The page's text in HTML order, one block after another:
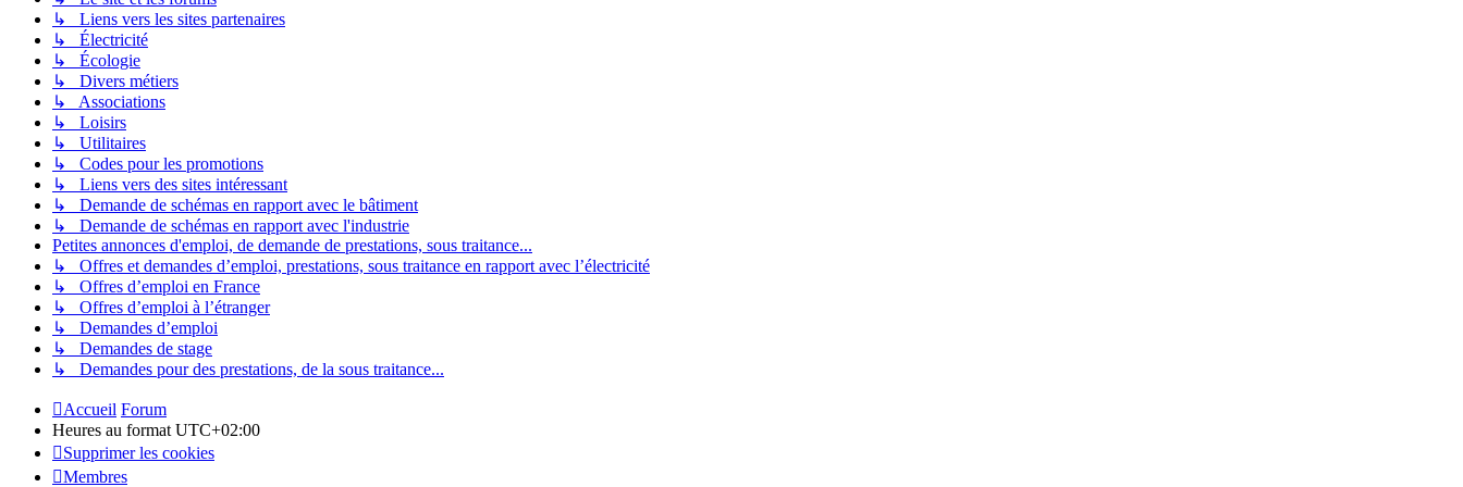
↳ Liens vers les sites partenaires
↳ Électricité
↳ Écologie
↳ Divers métiers
↳ Associations
↳ Loisirs
↳ Utilitaires
↳ Codes pour les promotions
↳ Liens vers des sites intéressant
↳ Demande de schémas en rapport avec le bâtiment
↳ Demande de schémas en rapport avec l'industrie
Petites annonces d'emploi, de demande de prestations, sous traitance...
↳ Offres et demandes d’emploi, prestations, sous traitance en rapport avec l’électricité
↳ Offres d’emploi en France
↳ Offres d’emploi à l’étranger
↳ Demandes d’emploi
↳ Demandes de stage
↳ Demandes pour des prestations, de la sous traitance...
Accueil Forum
Heures au format UTC+02:00
Supprimer les cookies
Membres